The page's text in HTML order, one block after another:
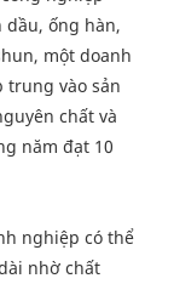
một doanh
vào sản
chất và
năm đạt 10
nhờ chất